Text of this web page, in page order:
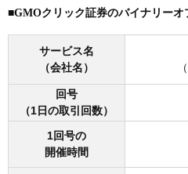
■GMOクリック証券のバイナリーオ
サービス名
（会社名）
回号
（1日の取引回数）
1回号の
開催時間